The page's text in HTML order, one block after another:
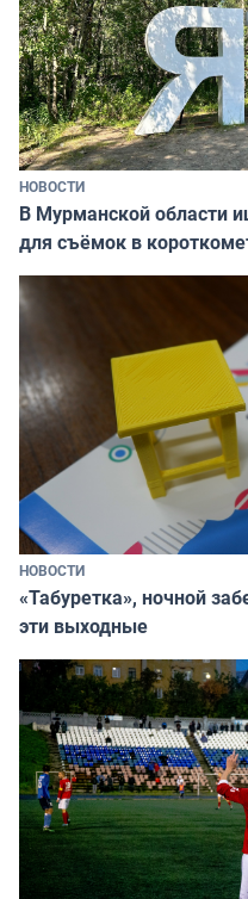
НОВОСТИ
В Мурманской области
для съёмок в
НОВОСТИ
«Табуретка», ночной
эти выходные